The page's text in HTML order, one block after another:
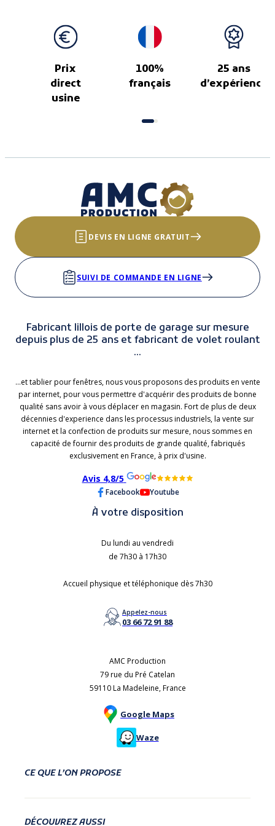
Prix
direct
usine
100%
français
25 ans
d’expérience
DEVIS EN LIGNE GRATUIT
SUIVI DE COMMANDE EN LIGNE
Fabricant lillois de porte de garage sur mesure
depuis plus de 25 ans et fabricant de volet roulant
...
...et tablier pour fenêtres, nous vous proposons des produits en vente
par internet, pour vous permettre d'acquérir des produits de bonne
qualité sans avoir à vous déplacer en magasin. Fort de plus de deux
décennies d'experience dans les processus industriels, la vente sur
internet et la confection de produits sur mesure, nous sommes en
capacité de fournir des produits de grande qualité, fabriqués
exclusivement en France, à prix d'usine.
Avis 4,8/5
Facebook Youtube
À votre disposition
Du lundi au vendredi
de 7h30 à 17h30
Accueil physique et téléphonique dès 7h30
Appelez-nous
03 66 72 91 88
AMC Production
79 rue du Pré Catelan
59110 La Madeleine, France
Google Maps
Waze
CE QUE L’ON PROPOSE
DÉCOUVREZ AUSSI